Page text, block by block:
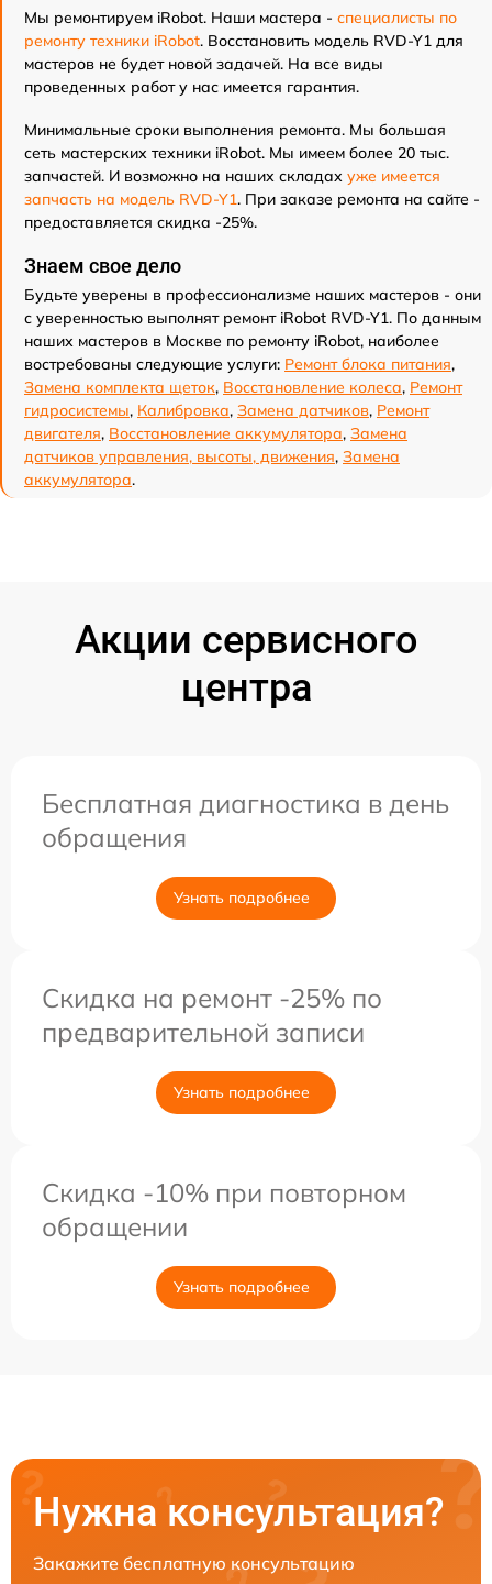
Мы ремонтируем iRobot. Наши мастера - специалисты по
ремонту техники iRobot. Восстановить модель RVD-Y1 для
мастеров не будет новой задачей. На все виды
проведенных работ у нас имеется гарантия.
Минимальные сроки выполнения ремонта. Мы большая
сеть мастерских техники iRobot. Мы имеем более 20 тыс.
запчастей. И возможно на наших складах уже имеется
запчасть на модель RVD-Y1. При заказе ремонта на сайте -
предоставляется скидка -25%.
Знаем свое дело
Будьте уверены в профессионализме наших мастеров - они
с уверенностью выполнят ремонт iRobot RVD-Y1. По данным
наших мастеров в Москве по ремонту iRobot, наиболее
востребованы следующие услуги: Ремонт блока питания,
Замена комплекта щеток, Восстановление колеса, Ремонт
гидросистемы, Калибровка, Замена датчиков, Ремонт
двигателя, Восстановление аккумулятора, Замена
датчиков управления, высоты, движения, Замена
аккумулятора.
Акции сервисного
центра
Бесплатная диагностика в день
обращения
Узнать подробнее
Скидка на ремонт -25% по
предварительной записи
Узнать подробнее
Скидка -10% при повторном
обращении
Узнать подробнее
Нужна консультация?
Закажите бесплатную консультацию